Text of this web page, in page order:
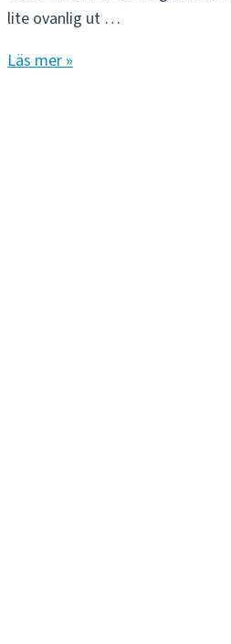
lite ovanlig ut …
1
Läs mer »